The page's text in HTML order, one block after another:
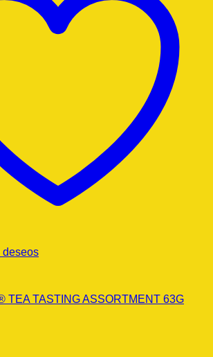
deseos
TEA TASTING ASSORTMENT 63G